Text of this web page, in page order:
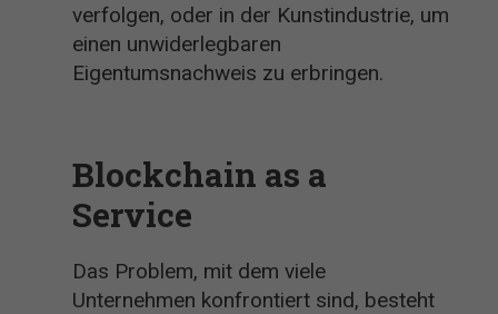
verfolgen, oder in der Kunstindustrie, um
einen unwiderlegbaren
Eigentumsnachweis zu erbringen.
Blockchain as a
Service
Das Problem, mit dem viele
Unternehmen konfrontiert sind, besteht